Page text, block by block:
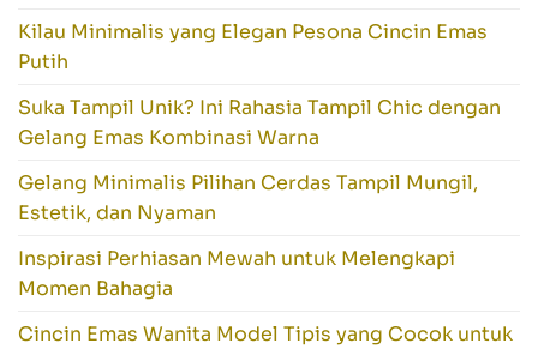
Kilau Minimalis yang Elegan Pesona Cincin Emas
Putih
Suka Tampil Unik? Ini Rahasia Tampil Chic dengan
Gelang Emas Kombinasi Warna
Gelang Minimalis Pilihan Cerdas Tampil Mungil,
Estetik, dan Nyaman
Inspirasi Perhiasan Mewah untuk Melengkapi
Momen Bahagia
Cincin Emas Wanita Model Tipis yang Cocok untuk